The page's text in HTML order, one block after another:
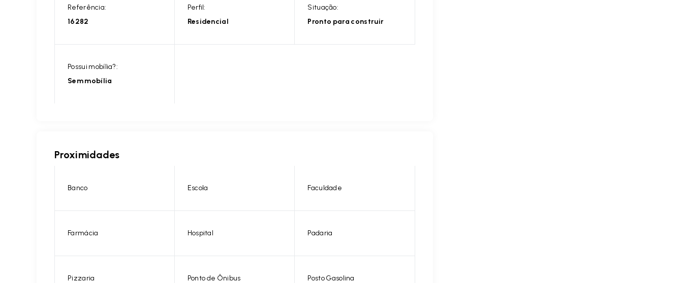
Referência:
16282
Perfil:
Residencial
Situação:
Pronto para construir
Possui mobília?:
Sem mobília
Proximidades
Banco Escola Faculdade
Farmácia Hospital Padaria
Pizzaria Ponto de Ônibus Posto Gasolina